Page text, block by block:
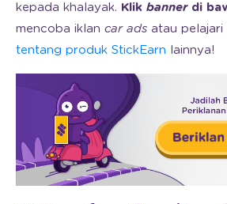
kepada khalayak. Klik bannerdi
mencoba iklan car ads atau pelajari
tentang produk StickEarn lainnya!